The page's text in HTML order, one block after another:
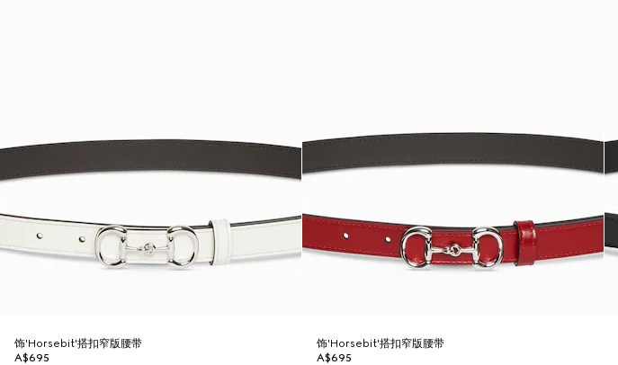
饰'Horsebit'搭扣窄版腰带
A$695
饰'Horsebit'搭扣窄版腰带
A$695